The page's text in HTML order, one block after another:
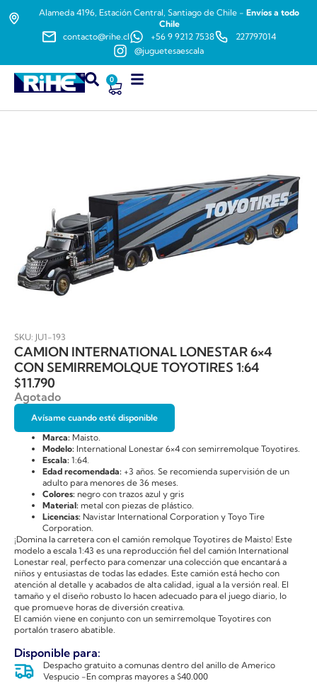
Alameda 4196, Estación Central, Santiago de Chile - Envíos a todo
Chile
contacto@rihe.cl
+56 9 9212 7538
227797014
@juguetesaescala
0
SKU: JU1-193
CAMION INTERNATIONAL LONESTAR 6×4
CON SEMIRREMOLQUE TOYOTIRES 1:64
$11.790
Agotado
Avísame cuando esté disponible
Marca: Maisto.
Modelo: International Lonestar 6×4 con semirremolque Toyotires.
Escala: 1:64.
Edad recomendada: +3 años. Se recomienda supervisión de un
adulto para menores de 36 meses.
Colores: negro con trazos azul y gris
Material: metal con piezas de plástico.
Licencias: Navistar International Corporation y Toyo Tire
Corporation.
¡Domina la carretera con el camión remolque Toyotires de Maisto! Este
modelo a escala 1:43 es una reproducción fiel del camión International
Lonestar real, perfecto para comenzar una colección que encantará a
niños y entusiastas de todas las edades. Este camión está hecho con
atención al detalle y acabados de alta calidad, igual a la versión real. El
tamaño y el diseño robusto lo hacen adecuado para el juego diario, lo
que promueve horas de diversión creativa.
El camión viene en conjunto con un semirremolque Toyotires con
portalón trasero abatible.
Disponible para:
Despacho gratuito a comunas dentro del anillo de Americo
Vespucio -En compras mayores a $40.000